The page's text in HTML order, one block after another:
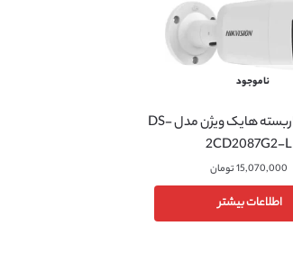
ناموجود
دوربین مداربسته هایک ویژن مدل DS-
2CD2087G2-L
15,070,000تومان
اطلاعات بیشتر